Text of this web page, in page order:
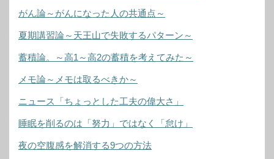
がん論～がんになった人の共通点～
夏期講習論～天王山で失敗するパターン～
蓄積論。～高1～高2の蓄積を考えてみた～
メモ論～メモは取るべきか～
ニュース「ちょっとした工夫の偉大さ」
睡眠を削るのは「努力」ではなく「怠け」
夜の空腹感を解消する9つの方法